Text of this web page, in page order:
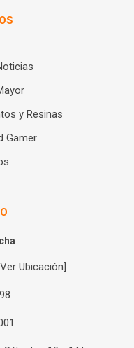
y Resinas
Gamer
Ubicación]